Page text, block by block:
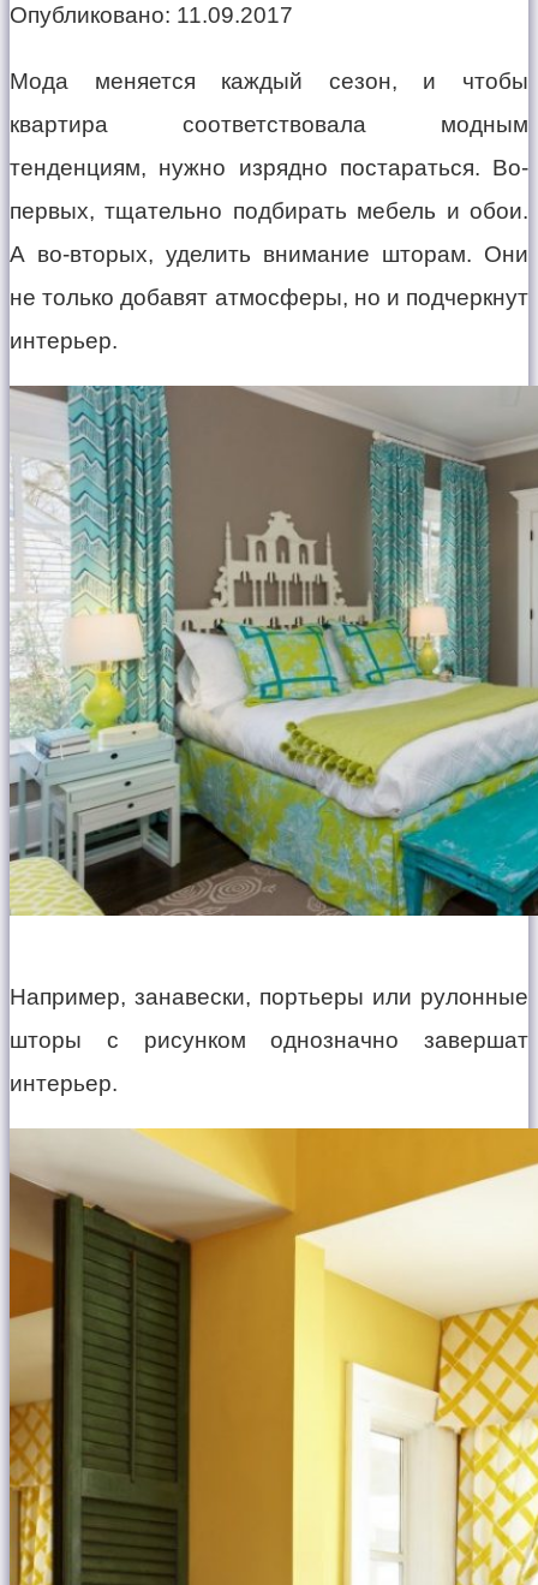
Опубликовано: 11.09.2017
Мода меняется каждый сезон, и чтобы
квартира соответствовала модным
тенденциям, нужно изрядно постараться. Во-
первых, тщательно подбирать мебель и обои.
А во-вторых, уделить внимание шторам. Они
не только добавят атмосферы, но и подчеркнут
интерьер.
Например, занавески, портьеры или рулонные
шторы с рисунком однозначно завершат
интерьер.